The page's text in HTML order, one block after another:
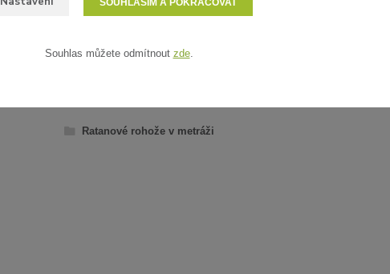
Ratanové rohože v metráži
Souhlas můžete odmítnout zde.